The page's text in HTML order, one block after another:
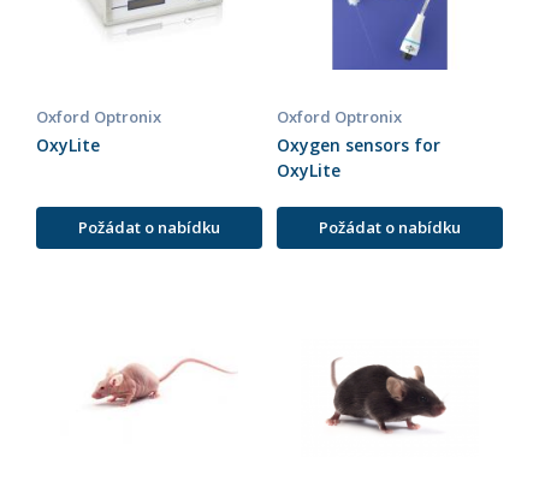
Oxford Optronix
OxyLite
Požádat o nabídku
Oxford Optronix
Oxygen sensors for
OxyLite
Požádat o nabídku